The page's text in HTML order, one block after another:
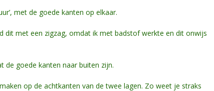
met de goede kanten op elkaar.
dit met een zigzag, omdat ik met badstof werkte en dit onwijs
de goede kanten naar buiten zijn.
op de achtkanten van de twee lagen. Zo weet je straks